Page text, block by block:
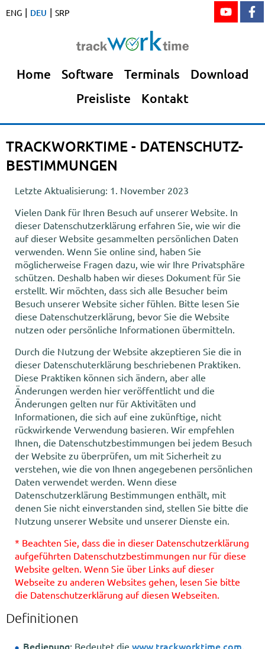
ENG | DEU | SRP
Home Software Terminals
Download
Preisliste
Kontakt
TRACKWORKTIME - DATENSCHUTZ-
BESTIMMUNGEN
Letzte Aktualisierung: 1. November 2023
Vielen Dank für Ihren Besuch auf unserer Website. In
dieser Datenschutzerklärung erfahren Sie, wie wir die
auf dieser Website gesammelten persönlichen Daten
verwenden. Wenn Sie online sind, haben Sie
möglicherweise Fragen dazu, wie wir Ihre Privatsphäre
schützen. Deshalb haben wir dieses Dokument für Sie
erstellt. Wir möchten, dass sich alle Besucher beim
Besuch unserer Website sicher fühlen. Bitte lesen Sie
diese Datenschutzerklärung, bevor Sie die Website
nutzen oder persönliche Informationen übermitteln.
Durch die Nutzung der Website akzeptieren Sie die in
dieser Datenschuterklärung beschriebenen Praktiken.
Diese Praktiken können sich ändern, aber alle
Änderungen werden hier veröffentlicht und die
Änderungen gelten nur für Aktivitäten und
Informationen, die sich auf eine zukünftige, nicht
rückwirkende Verwendung basieren. Wir empfehlen
Ihnen, die Datenschutzbestimmungen bei jedem Besuch
der Website zu überprüfen, um mit Sicherheit zu
verstehen, wie die von Ihnen angegebenen persönlichen
Daten verwendet werden. Wenn diese
Datenschutzerklärung Bestimmungen enthält, mit
denen Sie nicht einverstanden sind, stellen Sie bitte die
Nutzung unserer Website und unserer Dienste ein.
* Beachten Sie, dass die in dieser Datenschutzerklärung
aufgeführten Datenschutzbestimmungen nur für diese
Website gelten. Wenn Sie über Links auf dieser
Webseite zu anderen Websites gehen, lesen Sie bitte
die Datenschutzerklärung auf diesen Webseiten.
Definitionen
Bedienung: Bedeutet die www.trackworktime.com,